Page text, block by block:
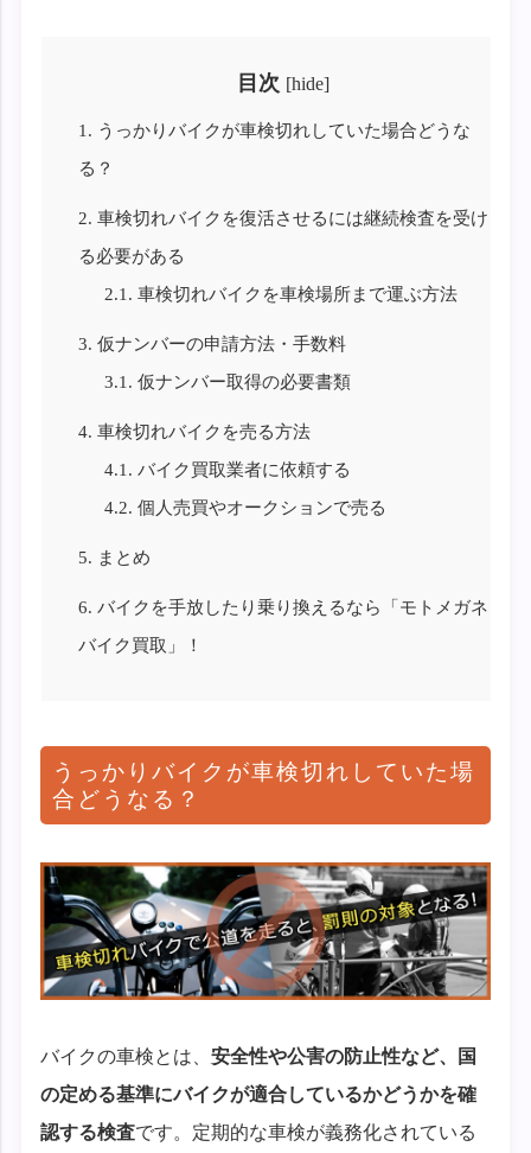
目次 [hide]
1. うっかりバイクが車検切れしていた場合どうな
る？
2. 車検切れバイクを復活させるには継続検査を受け
る必要がある
2.1. 車検切れバイクを車検場所まで運ぶ方法
3. 仮ナンバーの申請方法・手数料
3.1. 仮ナンバー取得の必要書類
4. 車検切れバイクを売る方法
4.1. バイク買取業者に依頼する
4.2. 個人売買やオークションで売る
5. まとめ
6. バイクを手放したり乗り換えるなら「モトメガネ
バイク買取」！
うっかりバイクが車検切れしていた場
合どうなる？
バイクの車検とは、安全性や公害の防止性など、国
の定める基準にバイクが適合しているかどうかを確
認する検査です。定期的な車検が義務化されている